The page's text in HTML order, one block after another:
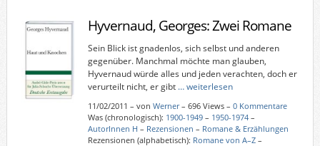
Hyvernaud, Georges: Zwei Romane
Sein Blick ist gnadenlos, sich selbst und anderen
gegenüber. Manchmal möchte man glauben,
Hyvernaud würde alles und jeden verachten, doch er
verurteilt nicht, er gibt … weiterlesen
11/02/2011 – von Werner– 696 Views – 0 Kommentare
Was (chronologisch): 1900-1949– 1950-1974–
AutorInnen H – Rezensionen – Romane & Erzählungen
Rezensionen (alphabetisch): Romane von A–Z–